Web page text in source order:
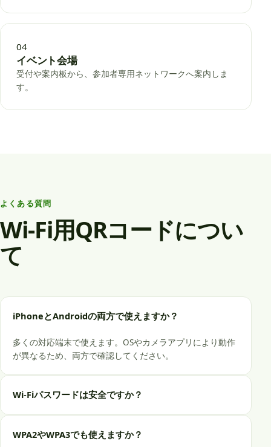
04
イベント会場
受付や案内板から、参加者専用ネットワークへ案内しま
す。
よくある質問
Wi-Fi用QRコードについ
て
iPhoneとAndroidの両方で使えますか？
多くの対応端末で使えます。OSやカメラアプリにより動作
が異なるため、両方で確認してください。
Wi-Fiパスワードは安全ですか？
WPA2やWPA3でも使えますか？